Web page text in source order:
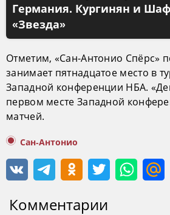
Германия. Кургинян и
«Звезда»
Отметим, «Сан-Антонио Спёрс»
занимает пятнадцатое место в
Западной конференции НБА.
первом месте Западной
матчей.
Сан-Антонио
Комментарии